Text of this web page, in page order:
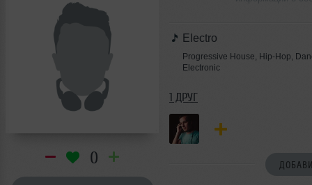
0
Electro
Progressive House, Hip-Hop,
Electronic
1 ДРУГ